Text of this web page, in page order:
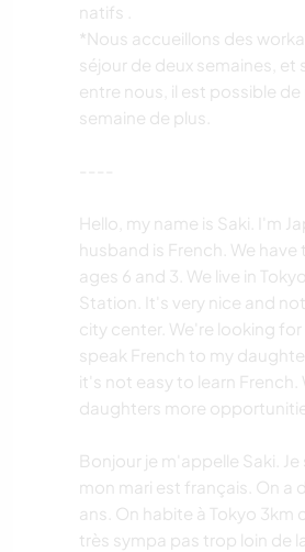
natifs .
*Nous accueillons des
séjour de deux semaines, et
entre nous, il est possible
semaine de plus.
Hello, my name is Saki. I'm
husband is French. We have
ages 6 and 3. We live in
Station. It's very nice and
city center. We're looking
speak French to my
it's not easy to learn
daughters more
Bonjour je m'appelle Saki.
mon mari est français. On a
ans. On habite à Tokyo 3km
très sympa pas trop loin de